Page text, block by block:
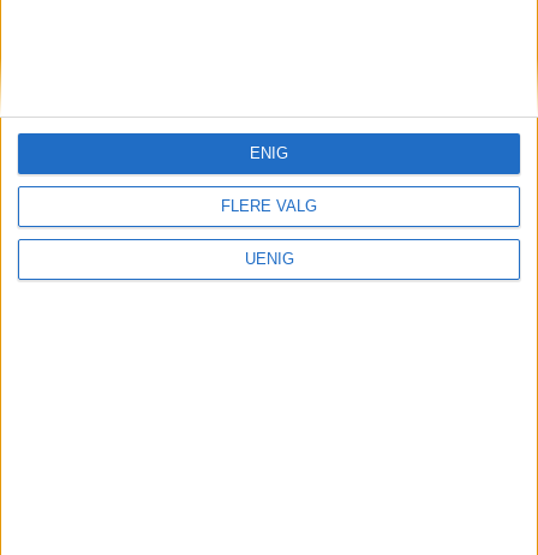
FLERE VALG
UENIG
ENIG
redaktor@vartoslo.no,tlf: 93 25 68 32
TIPS OSS
tips@vartoslo.no
ABONNEMENT